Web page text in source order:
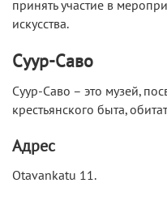
принять участие в
искусства.
Суур-Саво
Суур-Саво – это музей,
крестьянского быта,
Адрес
Otavankatu 11.